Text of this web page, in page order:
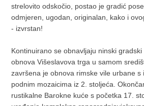
strelovito odskočio, postao je gradić
odmjeren, ugodan, originalan, kako i
- izvrstan!
Kontinuirano se obnavljaju ninski
obnova Višeslavova trga u samom
završena je obnova rimske vile urbane s
podnim mozaicima iz 2. stoljeća.
rustikalne Barokne kuće s početka 17.